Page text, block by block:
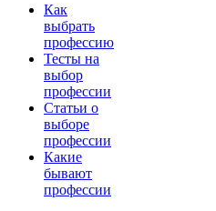
Как
выбрать
профессию
Тесты на
выбор
профессии
Статьи о
выборе
профессии
Какие
бывают
профессии